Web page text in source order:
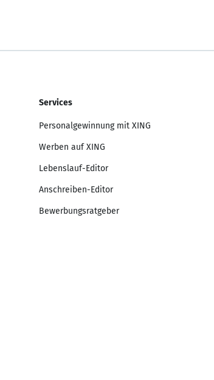
Services
Personalgewinnung mit XING
Werben auf XING
Lebenslauf-Editor
Anschreiben-Editor
Bewerbungsratgeber